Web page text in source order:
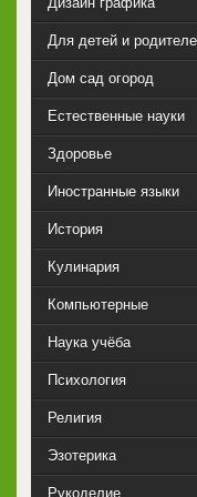
Для детей и
Дом сад огород
Естественные науки
Здоровье
Иностранные языки
История
Кулинария
Компьютерные
Наука учёба
Психология
Религия
Эзотерика
Рукоделие